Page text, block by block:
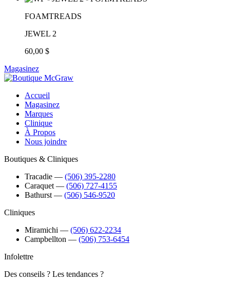
FOAMTREADS
JEWEL 2
60,00 $
Magasinez
Accueil
Magasinez
Marques
Clinique
À Propos
Nous joindre
Boutiques & Cliniques
Tracadie ― (506) 395-2280
Caraquet ― (506) 727-4155
Bathurst ― (506) 546-9520
Cliniques
Miramichi ― (506) 622-2234
Campbellton ― (506) 753-6454
Infolettre
Des conseils ? Les tendances ?